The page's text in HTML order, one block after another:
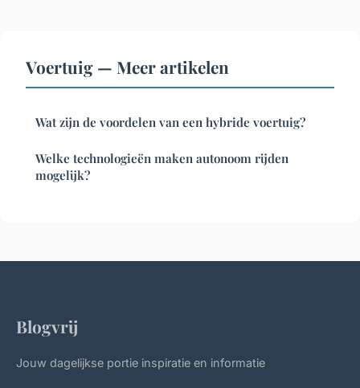
Voertuig — Meer artikelen
Wat zijn de voordelen van een hybride voertuig?
Welke technologieën maken autonoom rijden
mogelijk?
Blogvrij
Jouw dagelijkse portie inspiratie en informatie